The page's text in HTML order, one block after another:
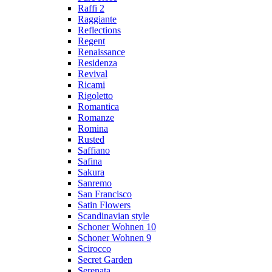
Raffi 2
Raggiante
Reflections
Regent
Renaissance
Residenza
Revival
Ricami
Rigoletto
Romantica
Romanze
Romina
Rusted
Saffiano
Safina
Sakura
Sanremo
San Francisco
Satin Flowers
Scandinavian style
Schoner Wohnen 10
Schoner Wohnen 9
Scirocco
Secret Garden